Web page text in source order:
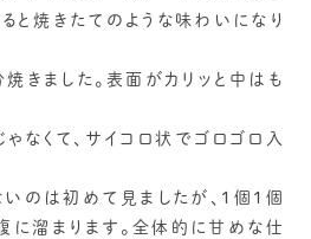
と焼きたてのような味わいになり
きました。表面がカリッと中はも
なくて、サイコロ状でゴロゴロ入
いのは初めて見ましたが、1個1個
に溜まります。全体的に甘めな仕